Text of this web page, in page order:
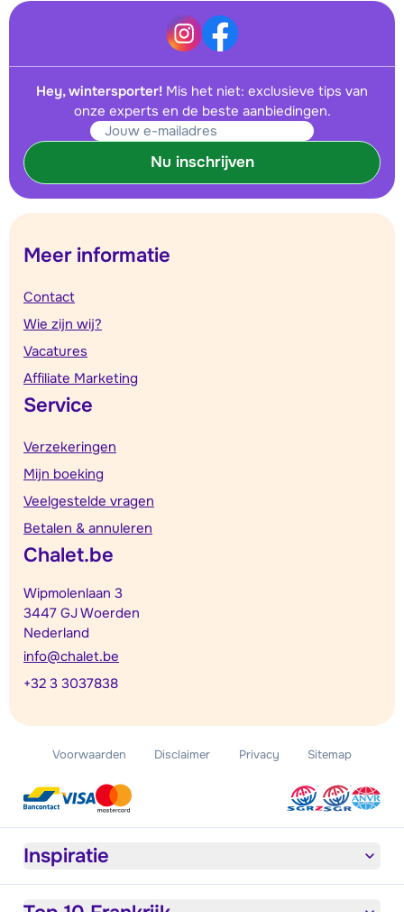
Hey, wintersporter! Mis het niet: exclusieve tips van
onze experts en de beste aanbiedingen.
Nu inschrijven
Meer informatie
Contact
Wie zijn wij?
Vacatures
Affiliate Marketing
Service
Verzekeringen
Mijn boeking
Veelgestelde vragen
Betalen & annuleren
Chalet.be
Wipmolenlaan 3
3447 GJ Woerden
Nederland
info@chalet.be
+32 3 3037838
Voorwaarden Disclaimer Privacy Sitemap
Inspiratie